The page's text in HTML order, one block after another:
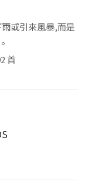
或引來風暴,而是
首